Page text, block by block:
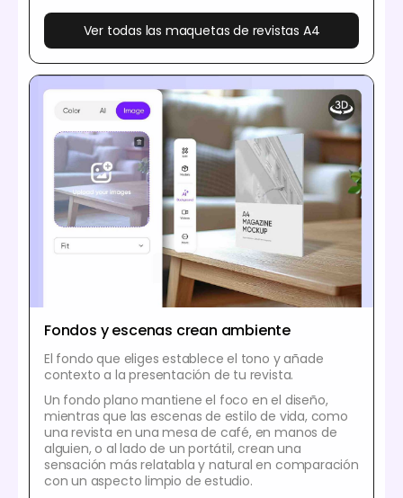
Ver todas las maquetas de revistas A4
Fondos y escenas crean ambiente
El fondo que eliges establece el tono y añade
contexto a la presentación de tu revista.
Un fondo plano mantiene el foco en el diseño,
mientras que las escenas de estilo de vida, como
una revista en una mesa de café, en manos de
alguien, o al lado de un portátil, crean una
sensación más relatabla y natural en comparación
con un aspecto limpio de estudio.